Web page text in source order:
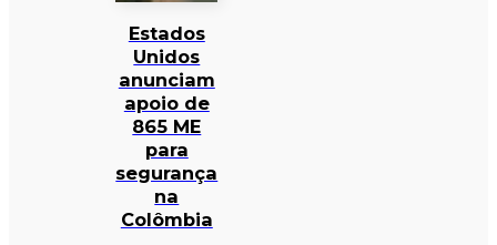
Estados
Unidos
anunciam
apoio de
865 ME
para
segurança
na
Colômbia